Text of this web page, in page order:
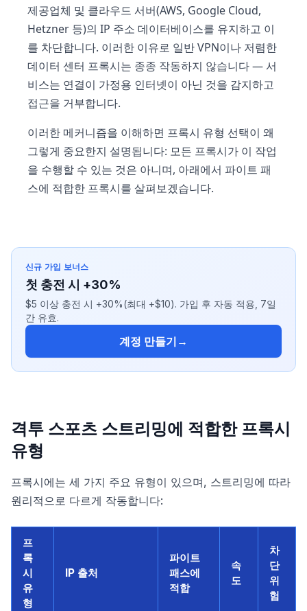
제공업체 및 클라우드 서버(AWS, Google Cloud,
Hetzner 등)의 IP 주소 데이터베이스를 유지하고 이
를 차단합니다. 이러한 이유로 일반 VPN이나 저렴한
데이터 센터 프록시는 종종 작동하지 않습니다 — 서
비스는 연결이 가정용 인터넷이 아닌 것을 감지하고
접근을 거부합니다.
이러한 메커니즘을 이해하면 프록시 유형 선택이 왜
그렇게 중요한지 설명됩니다: 모든 프록시가 이 작업
을 수행할 수 있는 것은 아니며, 아래에서 파이트 패
스에 적합한 프록시를 살펴보겠습니다.
신규 가입 보너스
첫 충전 시 +30%
$5 이상 충전 시 +30%(최대 +$10). 가입 후 자동 적용, 7일
간 유효.
계정 만들기 →
격투 스포츠 스트리밍에 적합한 프록시
유형
프록시에는 세 가지 주요 유형이 있으며, 스트리밍에 따라
원리적으로 다르게 작동합니다:
프
록
시
유
형
IP 출처
파이트
패스에
적합
속
도
차
단
위
험